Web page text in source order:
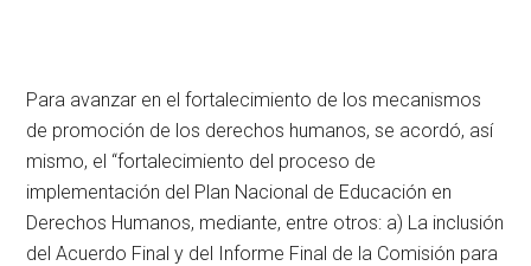
Para avanzar en el fortalecimiento de los mecanismos
de promoción de los derechos humanos, se acordó, así
mismo, el “fortalecimiento del proceso de
implementación del Plan Nacional de Educación en
Derechos Humanos, mediante, entre otros: a) La inclusión
del Acuerdo Final y del Informe Final de la Comisión para